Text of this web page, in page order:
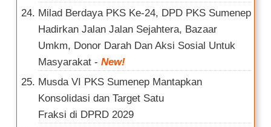
Milad Berdaya PKS Ke-24, DPD PKS Sumenep
Hadirkan Jalan Jalan Sejahtera, Bazaar
Umkm, Donor Darah Dan Aksi Sosial Untuk
Masyarakat- New!
Musda VI PKS Sumenep Mantapkan
Konsolidasi dan Target Satu
Fraksi di DPRD 2029